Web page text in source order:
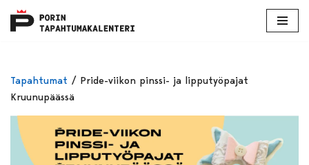
Tapahtumat / Pride-viikon pinssi- ja lipputyöpajat
Kruunupäässä